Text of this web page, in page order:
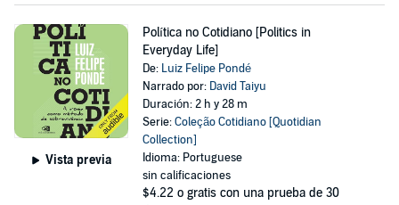
Vista previa
Política no Cotidiano [Politics in
Everyday Life]
De: Luiz Felipe Pondé
Narrado por: David Taiyu
Duración: 2 h y 28 m
Serie:Coleção Cotidiano [Quotidian
Collection]
Idioma: Portuguese
sin calificaciones
$4.22 o gratis con una prueba de 30